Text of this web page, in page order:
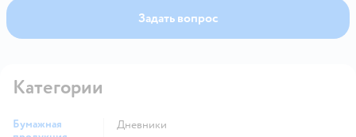
Задать вопрос
Категории
Бумажная
Дневники